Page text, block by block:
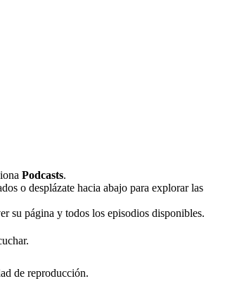
Podcasts.
o desplázate hacia abajo para explorar las
su página y todos los episodios disponibles.
de reproducción.